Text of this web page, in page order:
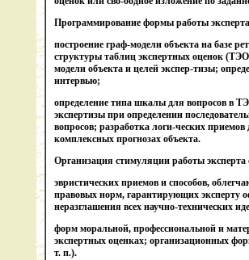
Программирование формы работы
построение граф-модели объекта на базе
структуры таблиц экспертных оценок
модели объекта и целей экспер-тизы;
интервью;
определение типа шкалы для вопросов в
экспертизы при определении
вопросов; разработка логи-ческих
комплексных прогнозах объекта.
Организация стимуляции работы эксперта
эвристических приемов и способов,
правовых норм, гарантирующих эксперту
неразглашения всех научно-технических
форм моральной, профессиональной и
экспертных оценках; организационных
т. п.).